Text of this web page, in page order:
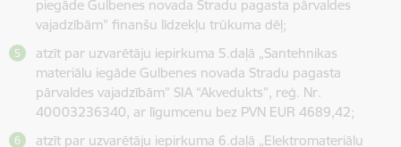
piegāde Gulbenes novada Stradu pagasta pārvaldes
vajadzībām” finanšu līdzekļu trūkuma dēļ;
atzīt par uzvarētāju iepirkuma 5.daļā „Santehnikas
materiālu iegāde Gulbenes novada Stradu pagasta
pārvaldes vajadzībām” SIA “Akvedukts”, reģ. Nr.
40003236340, ar līgumcenu bez PVN EUR 4689,42;
atzīt par uzvarētāju iepirkuma 6.daļā „Elektromateriālu